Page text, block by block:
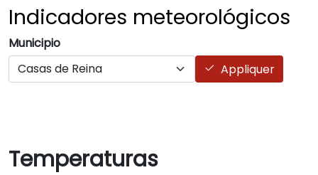
Indicadores meteorológicos
Municipio
Appliquer
Temperaturas